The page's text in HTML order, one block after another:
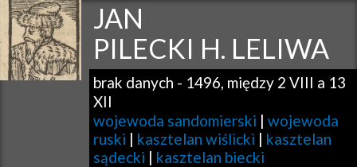
JAN
PILECKI H. LELIWA
brak danych - 1496, między 2 VIII a 13
XII
wojewoda sandomierski | wojewoda
ruski | kasztelan wiślicki | kasztelan
sądecki | kasztelan biecki